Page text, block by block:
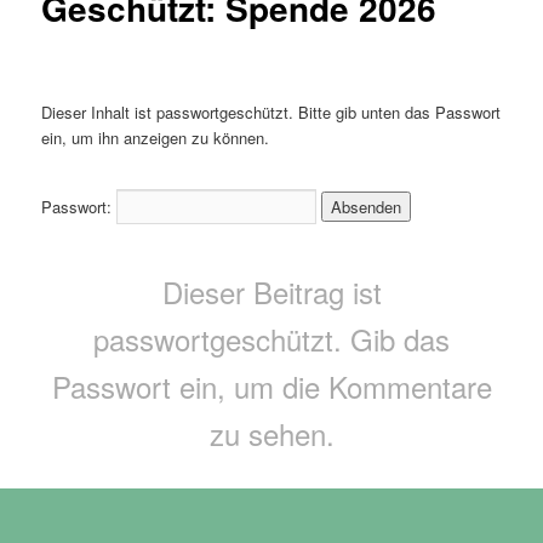
Dieser Inhalt ist passwortgeschützt. Bitte gib unten das Passwort
ein, um ihn anzeigen zu können.
Passwort:
Dieser Beitrag ist
passwortgeschützt. Gib das
Passwort ein, um die Kommentare
zu sehen.